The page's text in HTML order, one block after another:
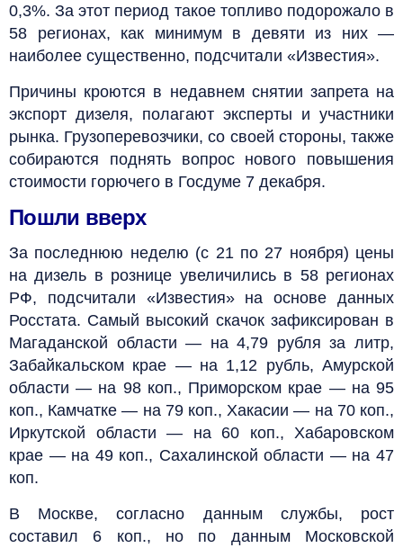
0,3%. За этот период такое топливо подорожало в
58 регионах, как минимум в девяти из них —
наиболее существенно, подсчитали «Известия».
Причины кроются в недавнем снятии запрета на
экспорт дизеля, полагают эксперты и участники
рынка. Грузоперевозчики, со своей стороны, также
собираются поднять вопрос нового повышения
стоимости горючего в Госдуме 7 декабря.
Пошли вверх
За последнюю неделю (с 21 по 27 ноября) цены
на дизель в рознице увеличились в 58 регионах
РФ, подсчитали «Известия» на основе данных
Росстата. Самый высокий скачок зафиксирован в
Магаданской области — на 4,79 рубля за литр,
Забайкальском крае — на 1,12 рубль, Амурской
области — на 98 коп., Приморском крае — на 95
коп., Камчатке — на 79 коп., Хакасии — на 70 коп.,
Иркутской области — на 60 коп., Хабаровском
крае — на 49 коп., Сахалинской области — на 47
коп.
В Москве, согласно данным службы, рост
составил 6 коп., но по данным Московской